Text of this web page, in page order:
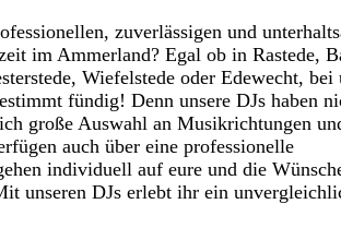
zuverlässigen und
im Ammerland? Egal ob in Rastede,
Wiefelstede oder Edewecht, bei
fündig! Denn unsere DJs haben
große Auswahl an Musikrichtungen
auch über eine professionelle
individuell auf eure und die
unseren DJs erlebt ihr ein